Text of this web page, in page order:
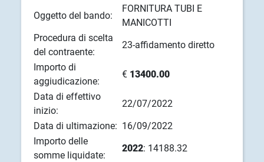
Oggetto del bando:
FORNITURA TUBI E
MANICOTTI
Procedura di scelta
del contraente:
23-affidamento diretto
Importo di
aggiudicazione:
€ 13400.00
Data di effettivo
inizio:
22/07/2022
Data di ultimazione: 16/09/2022
Importo delle
somme liquidate:
2022: 14188.32